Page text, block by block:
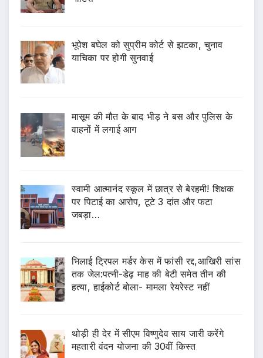
भूपेश बघेल को सुप्रीम कोर्ट से झटका, चुनाव
याचिका पर होगी सुनवाई
मासूम की मौत के बाद भीड़ ने बस और पुलिस के
वाहनों में लगाई आग
स्वामी आत्मानंद स्कूल में छात्र से बेरहमी! शिक्षक
पर पिटाई का आरोप, टूटे 3 दांत और फटा
जबड़ा…
भिलाई ट्रिपल मर्डर केस में फांसी रद्द,आखिरी सांस
तक जेल:पत्नी-डेढ़ माह की बेटी समेत तीन की
हत्या, हाईकोर्ट बोला- मामला रेयरेस्ट नहीं
थोड़ी ही देर में सीएम विष्णुदेव साय जारी करेंगे
महतारी वंदन योजना की 30वीं किस्त